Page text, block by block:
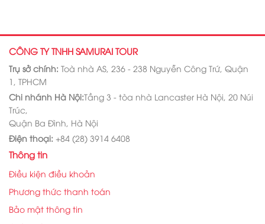
CÔNG TY TNHH SAMURAI TOUR
Trụ sở chính: Toà nhà AS, 236 - 238 Nguyễn Công Trứ, Quận
1, TPHCM
Chi nhánh Hà Nội:Tầng 3 - tòa nhà Lancaster Hà Nội, 20 Núi
Trúc,
Quận Ba Đình, Hà Nội
Điện thoại: +84 (28) 3914 6408
Thông tin
Điều kiện điều khoản
Phương thức thanh toán
Bảo mật thông tin